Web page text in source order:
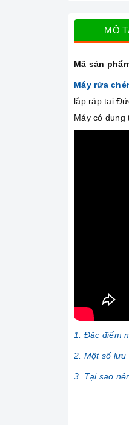
MÔ
Mã sản
Máy rửa
lắp ráp tại
Máy có dung
1. Đặc điểm
2. Một số lưu
3. Tại sao